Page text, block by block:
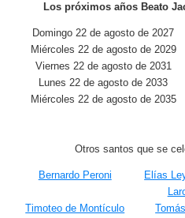
Los próximos años Beato
Domingo 22 de agosto de 2027
Miércoles 22 de agosto de 2029
Viernes 22 de agosto de 2031
Lunes 22 de agosto de 2033
Miércoles 22 de agosto de 2035
Otros santos que se
Bernardo Peroni
Elías
Timoteo de Montículo